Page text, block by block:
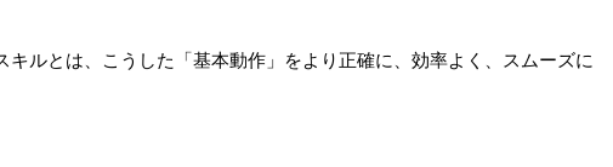
ルとは、こうした「基本動作」をより正確に、効率よく、スムーズに